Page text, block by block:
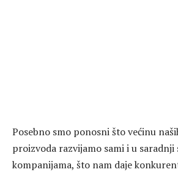
Posebno smo ponosni što većinu
proizvoda razvijamo sami i u
kompanijama, što nam daje